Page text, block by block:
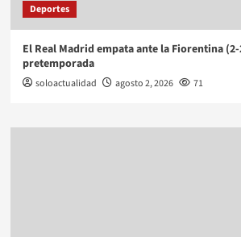
Deportes
El Real Madrid empata ante la Fiorentina
pretemporada
soloactualidad agosto 2, 2026 71